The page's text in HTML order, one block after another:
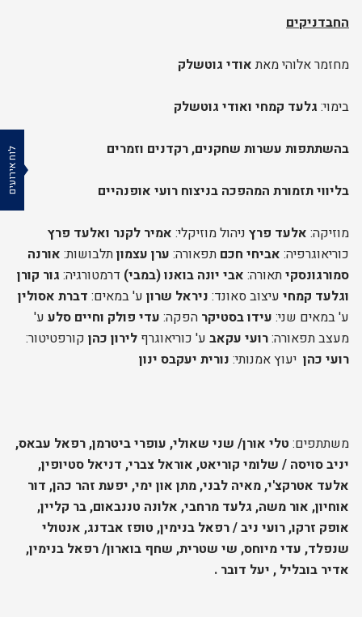
החבדניקים
מחזמר אלוהי מאתאודי גוטשלק
בימוי: גלעד קמחי ואודי גוטשלק
בהשתתפות עשרות שחקנים, רקדנים וזמרים
בליווי תזמורת המהפכה בניצוח רועי אופנהיים
מוזיקה: אלעד פרץ ניהול מוזיקלי: אמיר לקנר ואלעד פרץ
כוריאוגרפיה: אביחי חכם תפאורה: ערן עצמוןתלבושות: אורנה
סמורגונסקיתאורה: אבי יונה בואנו (במבי) דרמטורגיה: גור קורן
וגלעד קמחי עיצוב סאונד: ניראל שרון ע' במאים: דברת אסולין
ע' במאים שני: עידו בסטיקר הפקה: עדי פולק וחיים סלע ע'
מעצב תפאורה:רועי עקאב ע' כוריאוגרף לירון כהן קורפטיטור:
רועי כהן יעוץ אמנותי: נורית יעקבס ינון
משתתפים: טלי אורן/ שני שאולי, עופרי ביטרמן, רפאל עבאס,
יניב סויסה / שלומי קוריאט, אוראל צברי, דניאל סטיופין,
אלעד אטרקצ'י, מאיה לבני, מתן און ימי, יפעת זהר כהן, דור
אוחיון, אור משה, גלעד מרחבי, אלונה טננבאום, בר קליין,
אופק זרקו, רועי ניב / רפאל בנימין, טופז אבדנג, אנטולי
שנפלד, עדי מיוחס, שי שטרית, שחף בוארון/ רפאל בנימין,
אדיר בובליל , יעל דובר .
לוח אירועים